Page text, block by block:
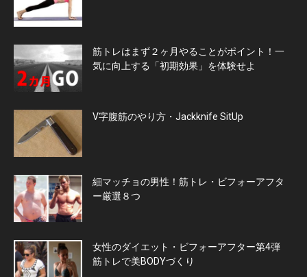
筋トレはまず２ヶ月やることがポイント！一
気に向上する「初期効果」を体験せよ
V字腹筋のやり方・Jackknife SitUp
細マッチョの男性！筋トレ・ビフォーアフタ
ー厳選８つ
女性のダイエット・ビフォーアフター第4弾
筋トレで美BODYづくり